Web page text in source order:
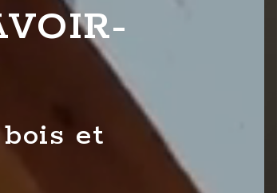
et